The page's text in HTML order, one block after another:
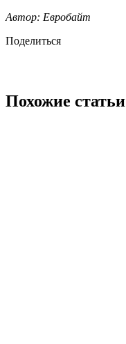
Автор: Евробайт
Поделиться
Похожие статьи